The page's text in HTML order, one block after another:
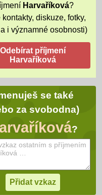
Harvaříková?
kontakty, diskuze, fotky,
i významné osobnosti)
se také
za svobodna)
?